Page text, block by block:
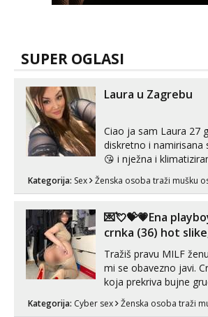
SUPER OGLASI
Laura u Zagrebu
Ciao ja sam Laura 27
diskretno i namirisana
😘 i nježna i
Pusenje i gutanje
tijelu Iskljucivo neradim analni !!! I
neljubim se Wha...
Kategorija: Sex Ženska osoba traži mušku
💌💘💝💗Ena
crnka (36) hot
Tražiš pravu MILF
mi se obavezno javi.
koja prekriva bujne
vidio, čista ŠESTICA!
bolje da ni ne pričam.
Kategorija: Cyber sex Ženska osoba traži